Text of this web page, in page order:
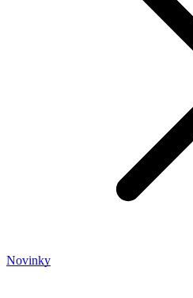
Novinky